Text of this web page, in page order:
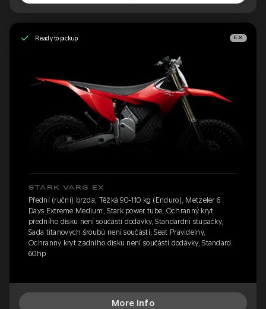
Ready to pickup EX
STARK VARG EX
Přední (ruční) brzda, Těžká 90-110 kg (Enduro), Metzeler 6
Days Extreme Medium, Stark power tube, Ochranný kryt
předního disku není součástí dodávky, Standardní stupačky,
Sada titanových šroubů není součástí, Seat Pravidelný,
Ochranný kryt zadního disku není součástí dodávky, Standard
60hp
More Info